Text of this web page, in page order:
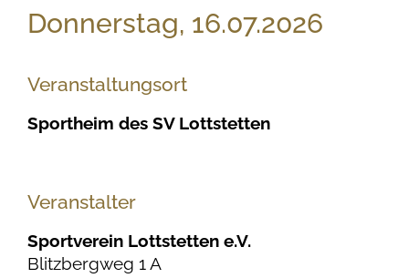
Donnerstag, 16.07.2026
Veranstaltungsort
Sportheim des SV Lottstetten
Veranstalter
Sportverein Lottstetten e.V.
Blitzbergweg 1 A